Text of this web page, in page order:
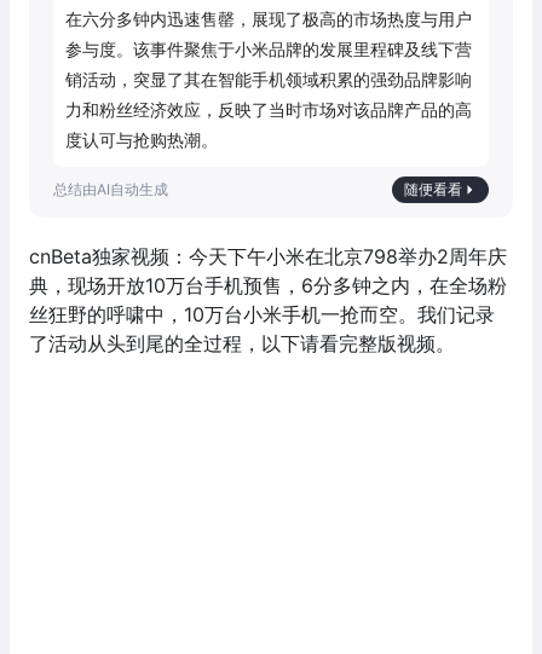
在六分多钟内迅速售罄，展现了极高的市场热度与用户
参与度。该事件聚焦于小米品牌的发展里程碑及线下营
销活动，突显了其在智能手机领域积累的强劲品牌影响
力和粉丝经济效应，反映了当时市场对该品牌产品的高
度认可与抢购热潮。
随便看看
cnBeta独家视频：今天下午小米在北京798举办2周年庆
典，现场开放10万台手机预售，6分多钟之内，在全场粉
丝狂野的呼啸中，10万台小米手机一抢而空。我们记录
了活动从头到尾的全过程，以下请看完整版视频。